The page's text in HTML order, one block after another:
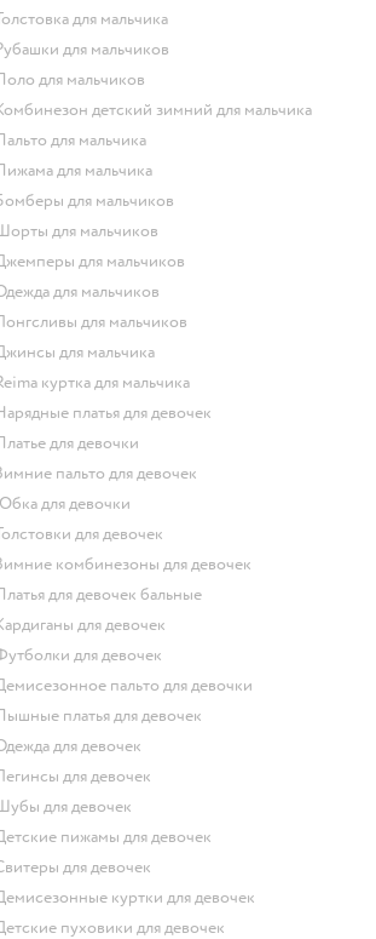
Толстовка для мальчика
Рубашки для мальчиков
Поло для мальчиков
Комбинезон детский зимний для мальчика
Пальто для мальчика
Пижама для мальчика
Бомберы для мальчиков
Шорты для мальчиков
Джемперы для мальчиков
Одежда для мальчиков
Лонгсливы для мальчиков
Джинсы для мальчика
Reima куртка для мальчика
Нарядные платья для девочек
Платье для девочки
Зимние пальто для девочек
Юбка для девочки
Толстовки для девочек
Зимние комбинезоны для девочек
Платья для девочек бальные
Кардиганы для девочек
Футболки для девочек
Демисезонное пальто для девочки
Пышные платья для девочек
Одежда для девочек
Легинсы для девочек
Шубы для девочек
Детские пижамы для девочек
Свитеры для девочек
Демисезонные куртки для девочек
Детские пуховики для девочек